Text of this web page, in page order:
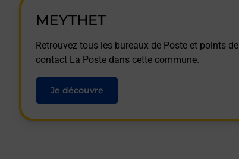
MEYTHET
Retrouvez tous les bureaux de Poste et points de
contact La Poste dans cette commune.
Je découvre